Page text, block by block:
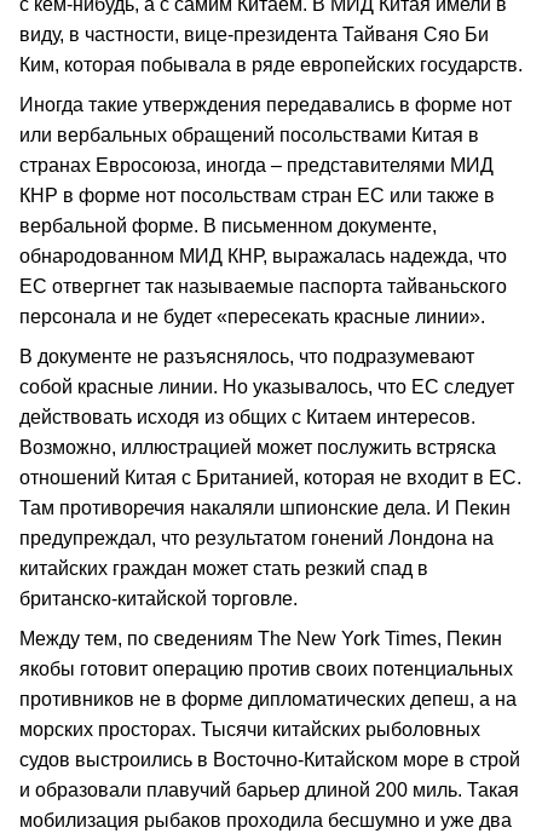
с кем-нибудь, а с самим Китаем. В МИД Китая имели в
виду, в частности, вице-президента Тайваня Сяо Би
Ким, которая побывала в ряде европейских государств.
Иногда такие утверждения передавались в форме нот
или вербальных обращений посольствами Китая в
странах Евросоюза, иногда – представителями МИД
КНР в форме нот посольствам стран ЕС или также в
вербальной форме. В письменном документе,
обнародованном МИД КНР, выражалась надежда, что
ЕС отвергнет так называемые паспорта тайваньского
персонала и не будет «пересекать красные линии».
В документе не разъяснялось, что подразумевают
собой красные линии. Но указывалось, что ЕС следует
действовать исходя из общих с Китаем интересов.
Возможно, иллюстрацией может послужить встряска
отношений Китая с Британией, которая не входит в ЕС.
Там противоречия накаляли шпионские дела. И Пекин
предупреждал, что результатом гонений Лондона на
китайских граждан может стать резкий спад в
британско-китайской торговле.
Между тем, по сведениям The New York Times, Пекин
якобы готовит операцию против своих потенциальных
противников не в форме дипломатических депеш, а на
морских просторах. Тысячи китайских рыболовных
судов выстроились в Восточно-Китайском море в строй
и образовали плавучий барьер длиной 200 миль. Такая
мобилизация рыбаков проходила бесшумно и уже два